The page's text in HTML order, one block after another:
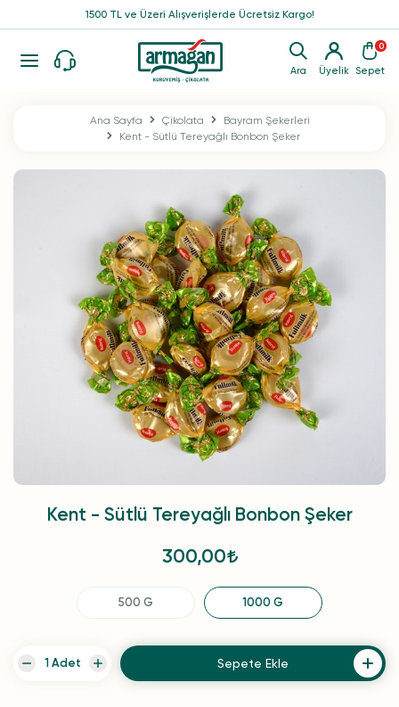
Ara Üyelik
0
Sepet
1500 TL ve Üzeri Alışverişlerde Ücretsiz Kargo!
Ana Sayfa Çikolata
Bayram Şekerleri
Kent - Sütlü Tereyağlı Bonbon Şeker
Kent - Sütlü Tereyağlı Bonbon Şeker
300,00
500 G 1000 G
Sepete Ekle